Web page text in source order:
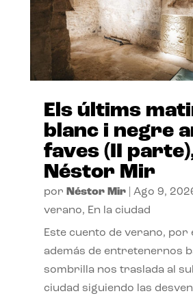
Els últims
blanc i negre
faves (II
Néstor Mir
por Néstor Mir| Ago 9,
verano, En la ciudad
Este cuento de verano, por
además de entretenernos
sombrilla nos traslada al
ciudad siguiendo las